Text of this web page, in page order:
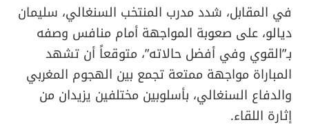
في المقابل، شدد مدرب المنتخب السنغالي، سليمان
ديالو، على صعوبة المواجهة أمام منافس وصفه
بـ”القوي وفي أفضل حالاته”، متوقعاً أن تشهد
المباراة مواجهة ممتعة تجمع بين الهجوم المغربي
والدفاع السنغالي، بأسلوبين مختلفين يزيدان من
إثارة اللقاء.